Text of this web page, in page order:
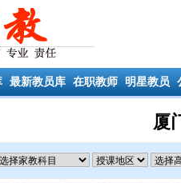
最新教员库 在职教师 明星教员
厦